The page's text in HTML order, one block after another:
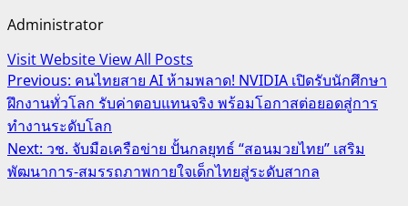
Administrator
Visit WebsiteView All Posts
Post
navigation
Previous: คนไทยสาย AI ห้ามพลาด! NVIDIA เปิดรับนักศึกษา
ฝึกงานทั่วโลก รับค่าตอบแทนจริง พร้อมโอกาสต่อยอดสู่การ
ทำงานระดับโลก
Next: วช. จับมือเครือข่าย ปั้นกลยุทธ์ “สอนมวยไทย” เสริม
พัฒนาการ-สมรรถภาพกายใจเด็กไทยสู่ระดับสากล